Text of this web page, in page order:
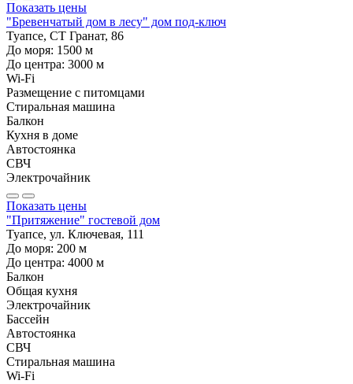
Показать цены
"Бревенчатый дом в лесу" дом под-ключ
Туапсе, СТ Гранат, 86
До моря: 1500 м
До центра: 3000 м
Wi-Fi
Размещение с питомцами
Стиральная машина
Балкон
Кухня в доме
Автостоянка
СВЧ
Электрочайник
Показать цены
"Притяжение" гостевой дом
Туапсе, ул. Ключевая, 111
До моря: 200 м
До центра: 4000 м
Балкон
Общая кухня
Электрочайник
Бассейн
Автостоянка
СВЧ
Стиральная машина
Wi-Fi